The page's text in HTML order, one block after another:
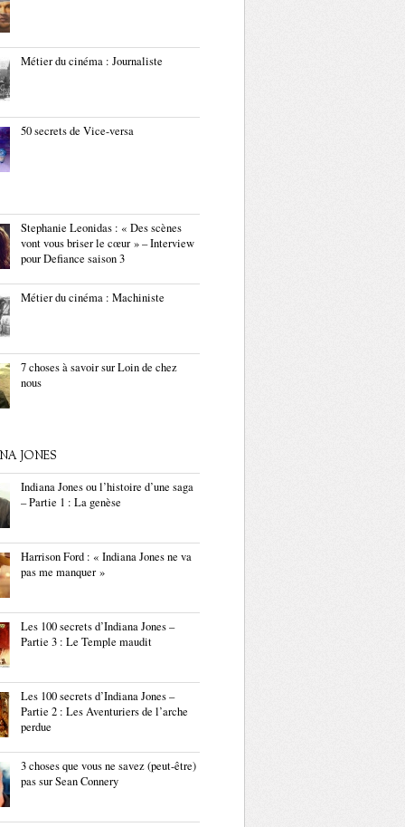
Métier du cinéma : Journaliste
50 secrets de Vice-versa
Stephanie Leonidas : « Des scènes
vont vous briser le cœur » – Interview
pour Defiance saison 3
Métier du cinéma : Machiniste
7 choses à savoir sur Loin de chez
nous
JONES
Indiana Jones ou l’histoire d’une saga
– Partie 1 : La genèse
Harrison Ford : « Indiana Jones ne va
pas me manquer »
Les 100 secrets d’Indiana Jones –
Partie 3 : Le Temple maudit
Les 100 secrets d’Indiana Jones –
Partie 2 : Les Aventuriers de l’arche
perdue
3 choses que vous ne savez (peut-être)
pas sur Sean Connery